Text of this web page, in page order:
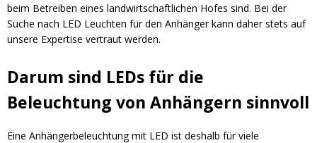
beim Betreiben eines landwirtschaftlichen Hofes sind. Bei der
Suche nach LED Leuchten für den Anhänger kann daher stets auf
unsere Expertise vertraut werden.
Darum sind LEDs für die
Beleuchtung von Anhängern sinnvoll
Eine Anhängerbeleuchtung mit LED ist deshalb für viele